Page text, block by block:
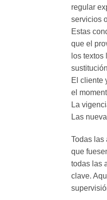
regular
servicios
Estas
que el
los
El cliente
el
La
Las
Todas las
que
todas las
clave.